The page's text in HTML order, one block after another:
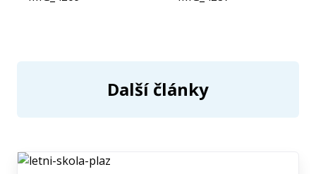
Další články